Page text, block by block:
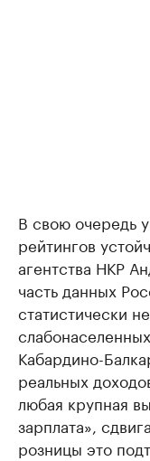
В свою очередь
рейтингов
агентства НКР
часть данных
статистически
Кабардино-
реальных
любая крупная
зарплата»,
розницы это